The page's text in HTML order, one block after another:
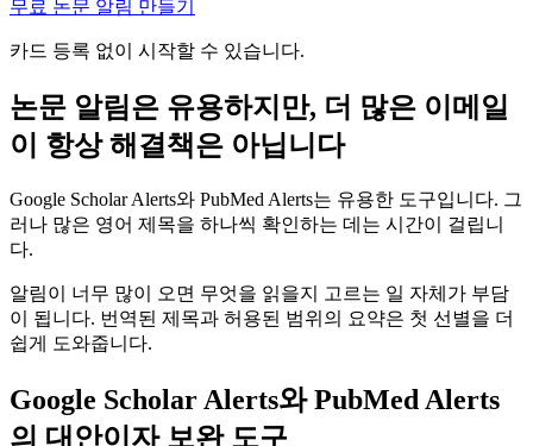
무료 논문 알림 만들기
카드 등록 없이 시작할 수 있습니다.
논문 알림은 유용하지만, 더 많은 이메일
이 항상 해결책은 아닙니다
Google Scholar Alerts와 PubMed Alerts는 유용한 도구입니다. 그
러나 많은 영어 제목을 하나씩 확인하는 데는 시간이 걸립니
다.
알림이 너무 많이 오면 무엇을 읽을지 고르는 일 자체가 부담
이 됩니다. 번역된 제목과 허용된 범위의 요약은 첫 선별을 더
쉽게 도와줍니다.
Google Scholar Alerts와 PubMed Alerts
의 대안이자 보완 도구